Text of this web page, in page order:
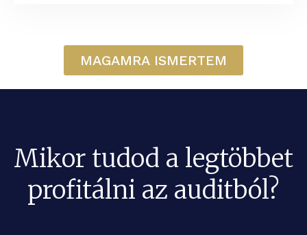
MAGAMRA ISMERTEM
Mikor tudod a legtöbbet
profitálni az auditból?